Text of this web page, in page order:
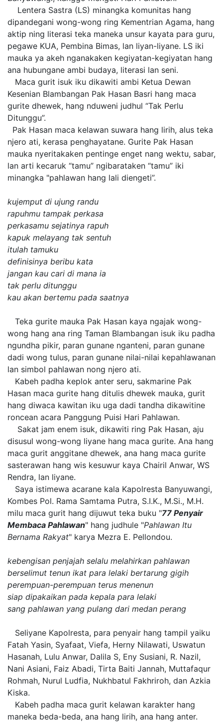
Lentera Sastra (LS) minangka komunitas hang
dipandegani wong-wong ring Kementrian Agama, hang
aktip ning literasi teka maneka unsur kayata para guru,
pegawe KUA, Pembina Bimas, lan liyan-liyane. LS iki
mauka ya akeh nganakaken kegiyatan-kegiyatan hang
ana hubungane ambi budaya, literasi lan seni.
Maca gurit isuk iku dikawiti ambi Ketua Dewan
Kesenian Blambangan Pak Hasan Basri hang maca
gurite dhewek, hang nduweni judhul “Tak Perlu
Ditunggu”.
Pak Hasan maca kelawan suwara hang lirih, alus teka
njero ati, kerasa penghayatane. Gurite Pak Hasan
mauka nyeritakaken pentinge enget nang wektu, sabar,
lan arti kecaruk “tamu” ngibarataken “tamu” iki
minangka "pahlawan hang lali diengeti”.
kujemput di ujung randu
rapuhmu tampak perkasa
perkasamu sejatinya rapuh
kapuk melayang tak sentuh
itulah tamuku
definisinya beribu kata
jangan kau cari di mana ia
tak perlu ditunggu
kau akan bertemu pada saatnya
Teka gurite mauka Pak Hasan kaya ngajak wong-
wong hang ana ring Taman Blambangan isuk iku padha
ngundha pikir, paran gunane nganteni, paran gunane
dadi wong tulus, paran gunane nilai-nilai kepahlawanan
lan simbol pahlawan nong njero ati.
Kabeh padha keplok anter seru, sakmarine Pak
Hasan maca gurite hang ditulis dhewek mauka, gurit
hang diwaca kawitan iku uga dadi tandha dikawitine
roncean acara Panggung Puisi Hari Pahlawan.
Sakat jam enem isuk, dikawiti ring Pak Hasan, aju
disusul wong-wong liyane hang maca gurite. Ana hang
maca gurit anggitane dhewek, ana hang maca gurite
sasterawan hang wis kesuwur kaya Chairil Anwar, WS
Rendra, lan liyane.
Saya istimewa acarane kala Kapolresta Banyuwangi,
Kombes Pol. Rama Samtama Putra, S.I.K., M.Si., M.H.
milu maca gurit hang dijuwut teka buku "77 Penyair
Membaca Pahlawan" hang judhule "Pahlawan Itu
Bernama Rakyat" karya Mezra E. Pellondou.
kebengisan penjajah selalu melahirkan pahlawan
berselimut tenun ikat para lelaki bertarung gigih
perempuan-perempuan terus menenun
siap dipakaikan pada kepala para lelaki
sang pahlawan yang pulang dari medan perang
Seliyane Kapolresta, para penyair hang tampil yaiku
Fatah Yasin, Syafaat, Viefa, Herny Nilawati, Uswatun
Hasanah, Lulu Anwar, Dalila S, Eny Susiani, R. Nazil,
Nani Asiani, Faiz Abadi, Tirta Baiti Jannah, Muttafaqur
Rohmah, Nurul Ludfia, Nukhbatul Fakhriroh, dan Azkia
Kiska.
Kabeh padha maca gurit kelawan karakter hang
maneka beda-beda, ana hang lirih, ana hang anter.